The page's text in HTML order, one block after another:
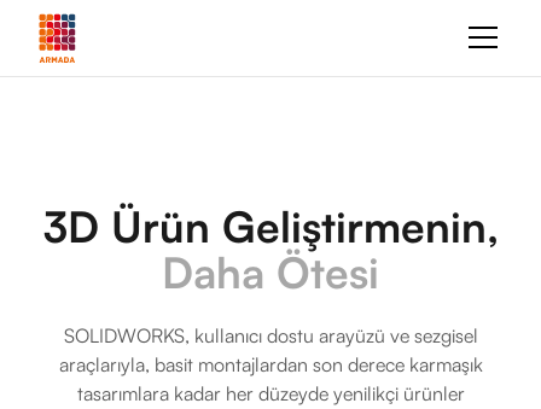
3D Ürün Geliştirmenin,
Daha Ötesi
SOLIDWORKS, kullanıcı dostu arayüzü ve sezgisel
araçlarıyla, basit montajlardan son derece karmaşık
tasarımlara kadar her düzeyde yenilikçi ürünler